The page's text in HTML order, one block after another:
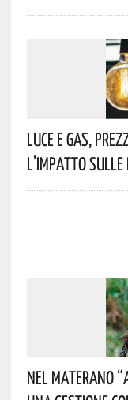
Luce E Gas,
L’impatto
Nel Materano